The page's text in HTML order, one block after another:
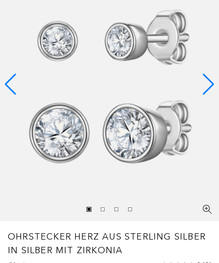
OHRSTECKER HERZ AUS STERLING SILBER
IN SILBER MIT ZIRKONIA